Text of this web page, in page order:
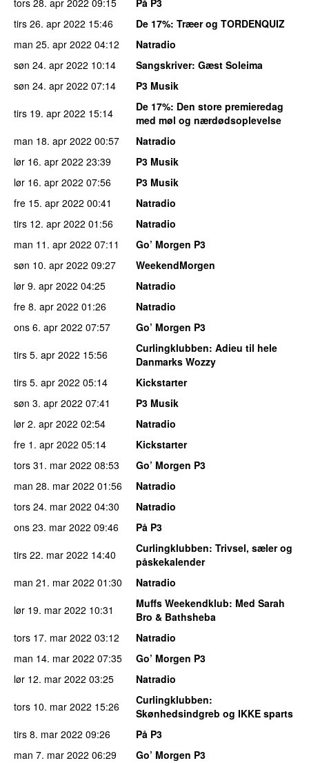
tirs 26. apr 2022 15:46 De 17%: Træer og TORDENQUIZ
man 25. apr 2022 04:12
Natradio
søn 24. apr 2022 10:14 Sangskriver: Gæst Soleima
søn 24. apr 2022 07:14
P3 Musik
tirs 19. apr 2022 15:14 De 17%: Den store premieredag
med møl og nærdødsoplevelse
man 18. apr 2022 00:57
Natradio
lør 16. apr 2022 23:39
P3 Musik
lør 16. apr 2022 07:56
P3 Musik
fre 15. apr 2022 00:41
Natradio
tirs 12. apr 2022 01:56
Natradio
man 11. apr 2022 07:11
Go’ Morgen P3
søn 10. apr 2022 09:27
WeekendMorgen
lør 9. apr 2022 04:25
Natradio
fre 8. apr 2022 01:26
Natradio
ons 6. apr 2022 07:57
Go’ Morgen P3
tirs 5. apr 2022 15:56 Curlingklubben: Adieu til hele
Danmarks Wozzy
tirs 5. apr 2022 05:14
Kickstarter
søn 3. apr 2022 07:41
P3 Musik
lør 2. apr 2022 02:54
Natradio
fre 1. apr 2022 05:14
Kickstarter
tors 31. mar 2022 08:53
Go’ Morgen P3
man 28. mar 2022 01:56
Natradio
tors 24. mar 2022 04:30
Natradio
ons 23. mar 2022 09:46
På P3
tirs 22. mar 2022 14:40 Curlingklubben: Trivsel, sæler og
påskekalender
man 21. mar 2022 01:30
Natradio
lør 19. mar 2022 10:31 Muffs Weekendklub: Med Sarah
Bro & Bathsheba
tors 17. mar 2022 03:12
Natradio
man 14. mar 2022 07:35
Go’ Morgen P3
lør 12. mar 2022 03:25
Natradio
tors 10. mar 2022 15:26 Curlingklubben:
Skønhedsindgreb og IKKE sparts
tirs 8. mar 2022 09:26
På P3
man 7. mar 2022 06:29
Go’ Morgen P3